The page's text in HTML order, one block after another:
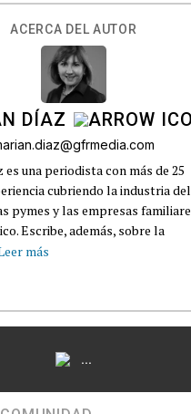
ACERCA DEL AUTOR
DÍAZ
una periodista con más de 25
cubriendo la industria del
pymes y las empresas
Escribe, además, sobre la
más
...